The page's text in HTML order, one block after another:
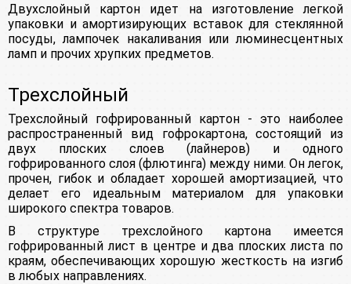
Двухслойный картон идет на изготовление легкой
упаковки и амортизирующих вставок для стеклянной
посуды, лампочек накаливания или люминесцентных
ламп и прочих хрупких предметов.
Трехслойный
Трехслойный гофрированный картон - это наиболее
распространенный вид гофрокартона, состоящий из
двух плоских слоев (лайнеров) и одного
гофрированного слоя (флютинга) между ними. Он легок,
прочен, гибок и обладает хорошей амортизацией, что
делает его идеальным материалом для упаковки
широкого спектра товаров.
В структуре трехслойного картона имеется
гофрированный лист в центре и два плоских листа по
краям, обеспечивающих хорошую жесткость на изгиб
в любых направлениях.